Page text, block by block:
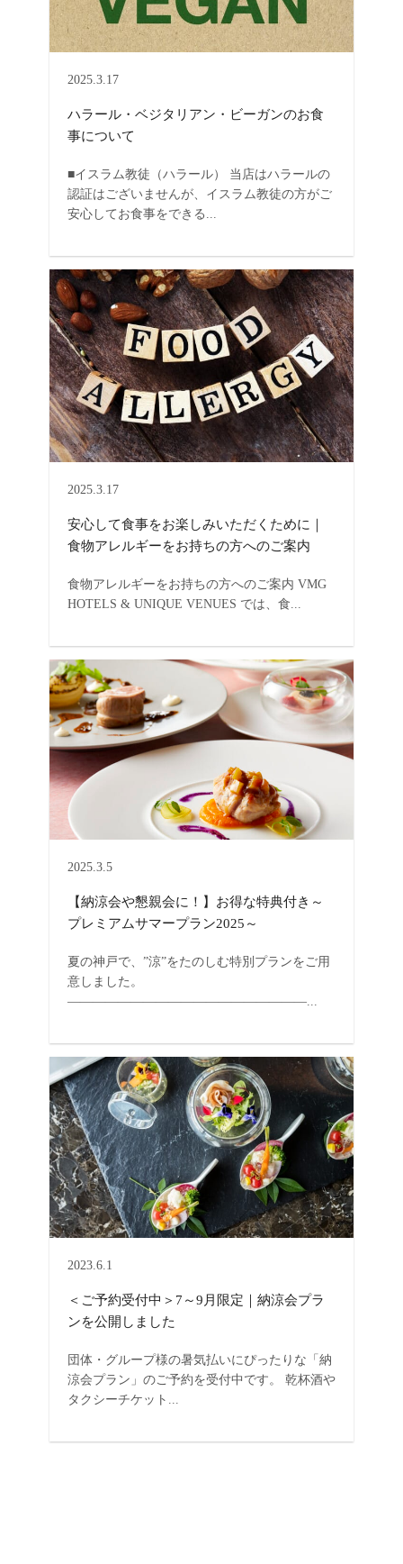
2025.3.17
ハラール・ベジタリアン・ビーガンのお食
事について
■イスラム教徒（ハラール） 当店はハラールの
認証はございませんが、イスラム教徒の方がご
安心してお食事をできる...
2025.3.17
安心して食事をお楽しみいただくために｜
食物アレルギーをお持ちの方へのご案内
食物アレルギーをお持ちの方へのご案内 VMG
HOTELS & UNIQUE VENUES では、食...
2025.3.5
【納涼会や懇親会に！】お得な特典付き～
プレミアムサマープラン2025～
夏の神戸で、”涼”をたのしむ特別プランをご用
意しました。
―――――――――――――――――――...
2023.6.1
＜ご予約受付中＞7～9月限定｜納涼会プラ
ンを公開しました
団体・グループ様の暑気払いにぴったりな「納
涼会プラン」のご予約を受付中です。 乾杯酒や
タクシーチケット...